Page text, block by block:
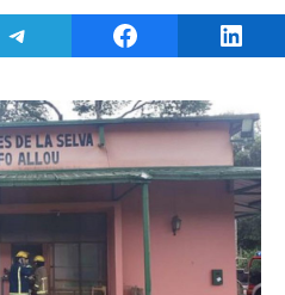
Share on TelegramShare on Facebook